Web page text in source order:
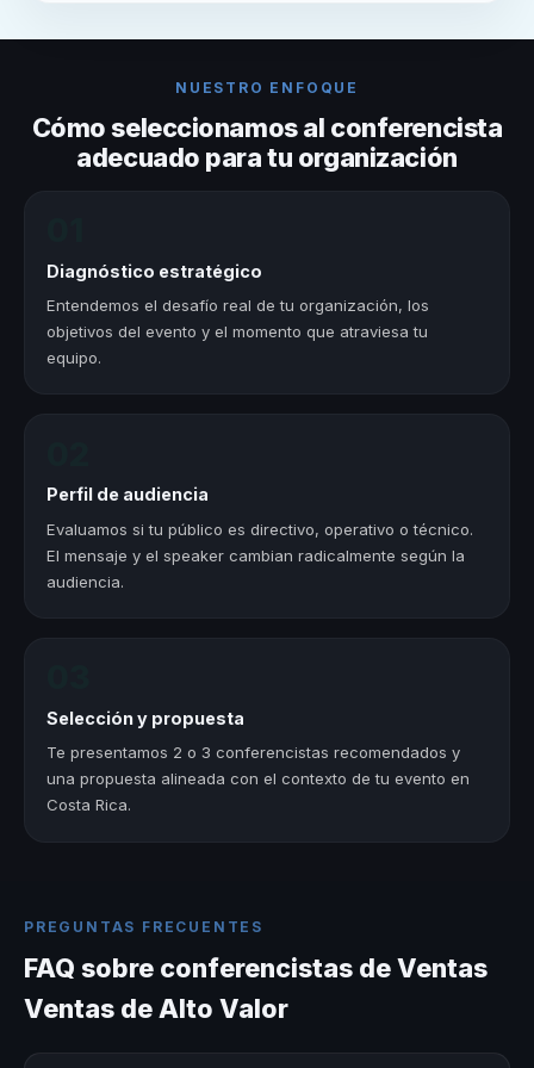
NUESTRO ENFOQUE
Cómo seleccionamos al conferencista
adecuado para tu organización
Diagnóstico estratégico
Entendemos el desafío real de tu organización, los
objetivos del evento y el momento que atraviesa tu
equipo.
Perfil de audiencia
Evaluamos si tu público es directivo, operativo o técnico.
El mensaje y el speaker cambian radicalmente según la
audiencia.
Selección y propuesta
Te presentamos 2 o 3 conferencistas recomendados y
una propuesta alineada con el contexto de tu evento en
Costa Rica.
PREGUNTAS FRECUENTES
FAQ sobre conferencistas de Ventas
Ventas de Alto Valor